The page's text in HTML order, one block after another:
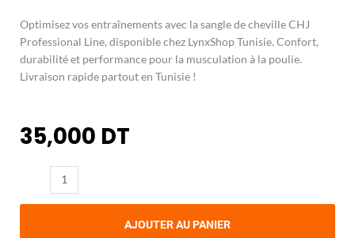
Optimisez vos entraînements avec la sangle de cheville CHJ
Professional Line, disponible chez LynxShop Tunisie. Confort,
durabilité et performance pour la musculation à la poulie.
Livraison rapide partout en Tunisie !
35,000 DT
Sangle
AJOUTER AU PANIER